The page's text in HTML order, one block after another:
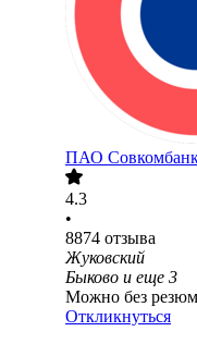
ПАО
4.3
•
8874 отзыва
Жуковский
Быково и еще 3
Можно без
Откликнуться